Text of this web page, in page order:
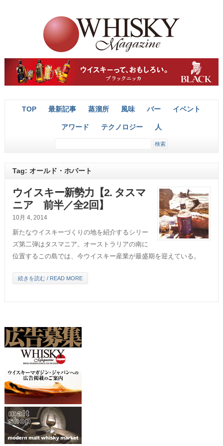
TOP 最新記事 蒸溜所 風味 バー イベント
アワード テクノロジー 人
Tag: オールド・ホバート
ウイスキー新勢力【2. タスマ
ニア 前半／全2回】
10月 4, 2014
新たなウイスキーづくりの地を紹介するシリー
ズ第二弾はタスマニア。オーストラリアの南に
位置するこの島では、今ウイスキー産業が最盛期を迎えている。
続きを読む / READ MORE